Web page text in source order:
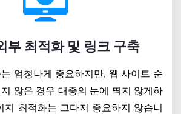
부 최적화 및 링크 구축
엄청나게 중요하지만, 웹 사이트 순
않은 경우 대중의 눈에 띄지 않게하
지 최적화는 그다지 중요하지 않습니